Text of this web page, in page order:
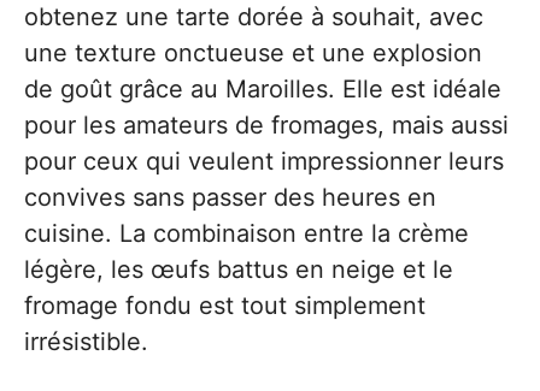
obtenez une tarte dorée à souhait, avec
une texture onctueuse et une explosion
de goût grâce au Maroilles. Elle est idéale
pour les amateurs de fromages, mais aussi
pour ceux qui veulent impressionner leurs
convives sans passer des heures en
cuisine. La combinaison entre la crème
légère, les œufs battus en neige et le
fromage fondu est tout simplement
irrésistible.